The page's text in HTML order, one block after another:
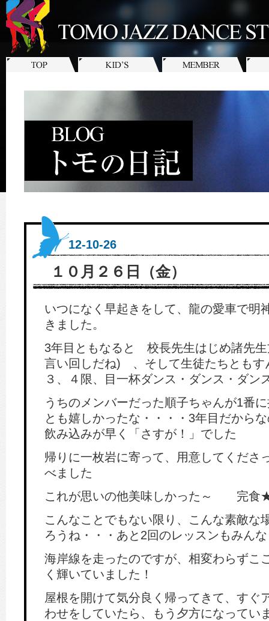
12-10-26
１０月２６日（金）
いつになく早起きをして、龍の愛車で明
きました。
3年目ともなると 校長先生はじめ諸先
言い回しだね) 、そして生徒たちともす
３、４限、目一杯ダンス・ダンス・ダン
うちのメンバーだった順子ちゃんが1番
とも嬉しかったな・・・・3年目だから
飲み込みが早く「さすが！」でした
帰りに一枚岩に寄って、用意してくださ
べました
これが思いの他美味しかった～ 完食
こんなことでもない限り、こんな素敵な
ろうね・・・あと2回のレッスンもみん
海岸線を走ったのですが、相変わらずこ
く輝いていました！
屋根を開けて気分良く帰ってきて、すぐ
わせをしていたら、もう夕方になってい